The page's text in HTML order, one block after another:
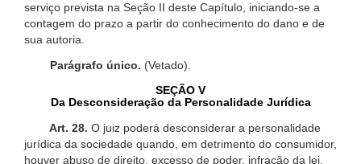
serviço prevista na Seção II deste Capítulo, iniciando-se a
contagem do prazo a partir do conhecimento do dano e de
sua autoria.
Parágrafo único. (Vetado).
SEÇÃO V
Da Desconsideração da Personalidade Jurídica
Art. 28. O juiz poderá desconsiderar a personalidade
jurídica da sociedade quando, em detrimento do consumidor,
houver abuso de direito, excesso de poder, infração da lei,